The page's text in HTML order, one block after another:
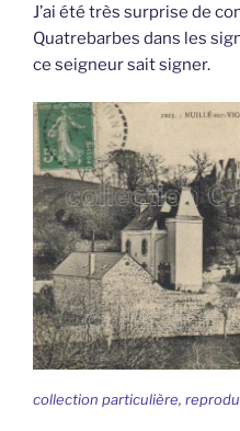
J’ai été très surprise de
Quatrebarbes dans les
ce seigneur sait signer.
collection particulière,